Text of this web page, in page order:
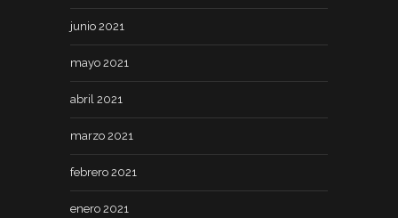
junio 2021
mayo 2021
abril 2021
marzo 2021
febrero 2021
enero 2021